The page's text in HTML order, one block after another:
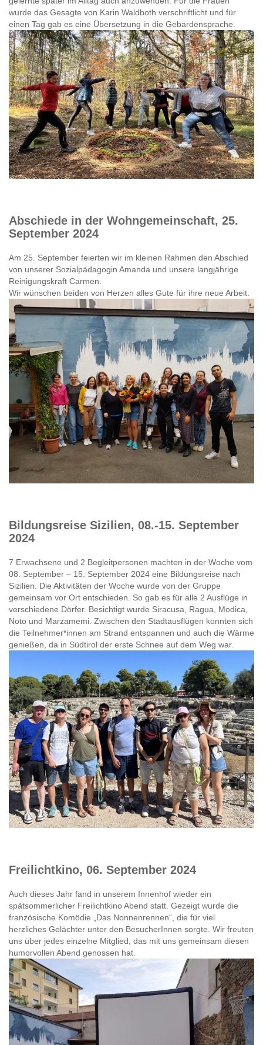
wurde das Gesagte von Karin Waldboth verschriftlicht und für
einen Tag gab es eine Übersetzung in die Gebärdensprache.
Abschiede in der Wohngemeinschaft, 25.
September 2024
Am 25. September feierten wir im kleinen Rahmen den Abschied
von unserer Sozialpädagogin Amanda und unsere langjährige
Reinigungskraft Carmen.
Wir wünschen beiden von Herzen alles Gute für ihre neue Arbeit.
Bildungsreise Sizilien, 08.-15. September
2024
7 Erwachsene und 2 Begleitpersonen machten in der Woche vom
08. September – 15. September 2024 eine Bildungsreise nach
Sizilien. Die Aktivitäten der Woche wurde von der Gruppe
gemeinsam vor Ort entschieden. So gab es für alle 2 Ausflüge in
verschiedene Dörfer. Besichtigt wurde Siracusa, Ragua, Modica,
Noto und Marzamemi. Zwischen den Stadtausflügen konnten sich
die Teilnehmer*innen am Strand entspannen und auch die Wärme
genießen, da in Südtirol der erste Schnee auf dem Weg war.
Freilichtkino, 06. September 2024
Auch dieses Jahr fand in unserem Innenhof wieder ein
spätsommerlicher Freilichtkino Abend statt. Gezeigt wurde die
französische Komödie „Das Nonnenrennen“, die für viel
herzliches Gelächter unter den BesucherInnen sorgte. Wir freuten
uns über jedes einzelne Mitglied, das mit uns gemeinsam diesen
humorvollen Abend genossen hat.